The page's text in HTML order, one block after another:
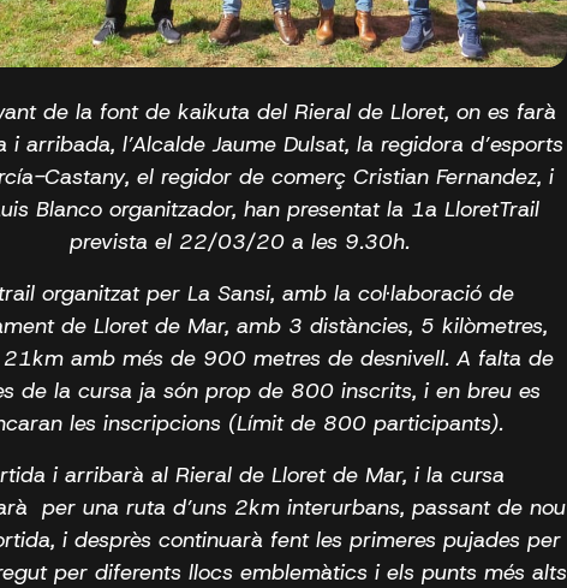
de la font de kaikuta del Rieral de Lloret, on es farà
i arribada, l’Alcalde Jaume Dulsat, la regidora d’esports
Castany, el regidor de comerç Cristian Fernandez, i
Blanco organitzador, han presentat la 1a LloretTrail
prevista el 22/03/20 a les 9.30h.
organitzat per La Sansi, amb la col·laboració de
de Lloret de Mar, amb 3 distàncies, 5 kilòmetres,
amb més de 900 metres de desnivell. A falta de
de la cursa ja són prop de 800 inscrits, i en breu es
les inscripcions (Límit de 800 participants).
i arribarà al Rieral de Lloret de Mar, i la cursa
per una ruta d’uns 2km interurbans, passant de nou
i desprès continuarà fent les primeres pujades per
per diferents llocs emblemàtics i els punts més alts